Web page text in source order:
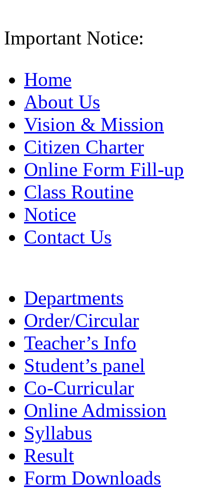
Important Notice:
Home
About Us
Vision & Mission
Citizen Charter
Online Form Fill-up
Class Routine
Notice
Contact Us
Departments
Order/Circular
Teacher’s Info
Student’s panel
Co-Curricular
Online Admission
Syllabus
Result
Form Downloads